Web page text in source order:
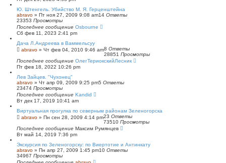
Ю. Штенгель. Убийство М. Я. Герценштейна
abravo » Пт ноя 27, 2009 9:08 am14 Ответы
23353 Просмотры
Последнее сообщение Osbourne
Сб фев 11, 2023 2:41 pm
Дача Л.Андреева в Ваммельсуу
abravo » Чт фев 04, 2010 9:46 am8 Ответы
28851 Просмотры
Последнее сообщение ОлегТериокскийЛесник
Пт фев 18, 2022 10:26 pm
Лев Зайцев. "Чухонец"
abravo » Чт апр 09, 2009 9:25 pm5 Ответы
23474 Просмотры
Последнее сообщение Kandid
Вт дек 17, 2019 10:41 am
Виртуальная прогулка по северным районам Зеленогорска
abravo » Пн сен 28, 2009 4:14 pm23 Ответы
73510 Просмотры
Последнее сообщение Максим Румянцев
Вт май 14, 2019 7:36 pm
Экскурсия по Зеленогорску: по Виертотие и Антинкату
abravo » Пн апр 27, 2009 1:45 pm10 Ответы
34967 Просмотры